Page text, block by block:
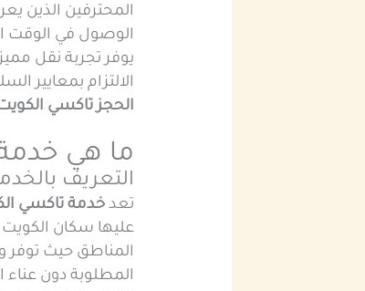
المحترفين الذين
الوصول في الوقت
يوفر تجربة نقل
الالتزام بمعايير
الحجز تاكسي
ما هي
التعريف
تعد خدمة تاكسي
عليها سكان الكويت
المناطق حيث توفر
المطلوبة دون